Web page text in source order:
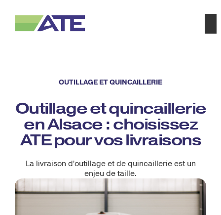
OUTILLAGE ET QUINCAILLERIE
Outillage et quincaillerie
en Alsace : choisissez
ATE pour vos livraisons
La livraison d’outillage et de quincaillerie est un
enjeu de taille.